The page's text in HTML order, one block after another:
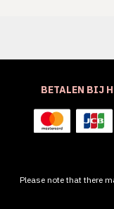
BETALEN BIJ
Please note that there